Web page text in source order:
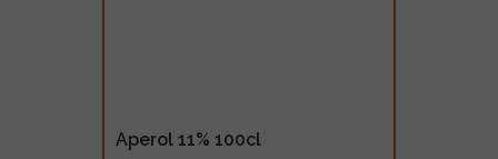
Aperol 11% 100cl